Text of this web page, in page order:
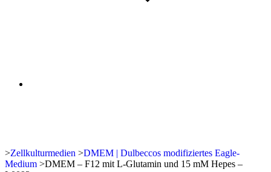
>Zellkulturmedien >DMEM | Dulbeccos modifiziertes Eagle-
Medium >DMEM – F12 mit L-Glutamin und 15 mM Hepes –